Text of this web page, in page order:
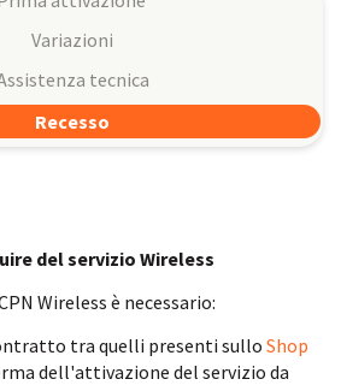
Variazioni
tecnica
Recesso
del servizio Wireless
Wireless è necessario:
tra quelli presenti sullo Shop
dell'attivazione del servizio da